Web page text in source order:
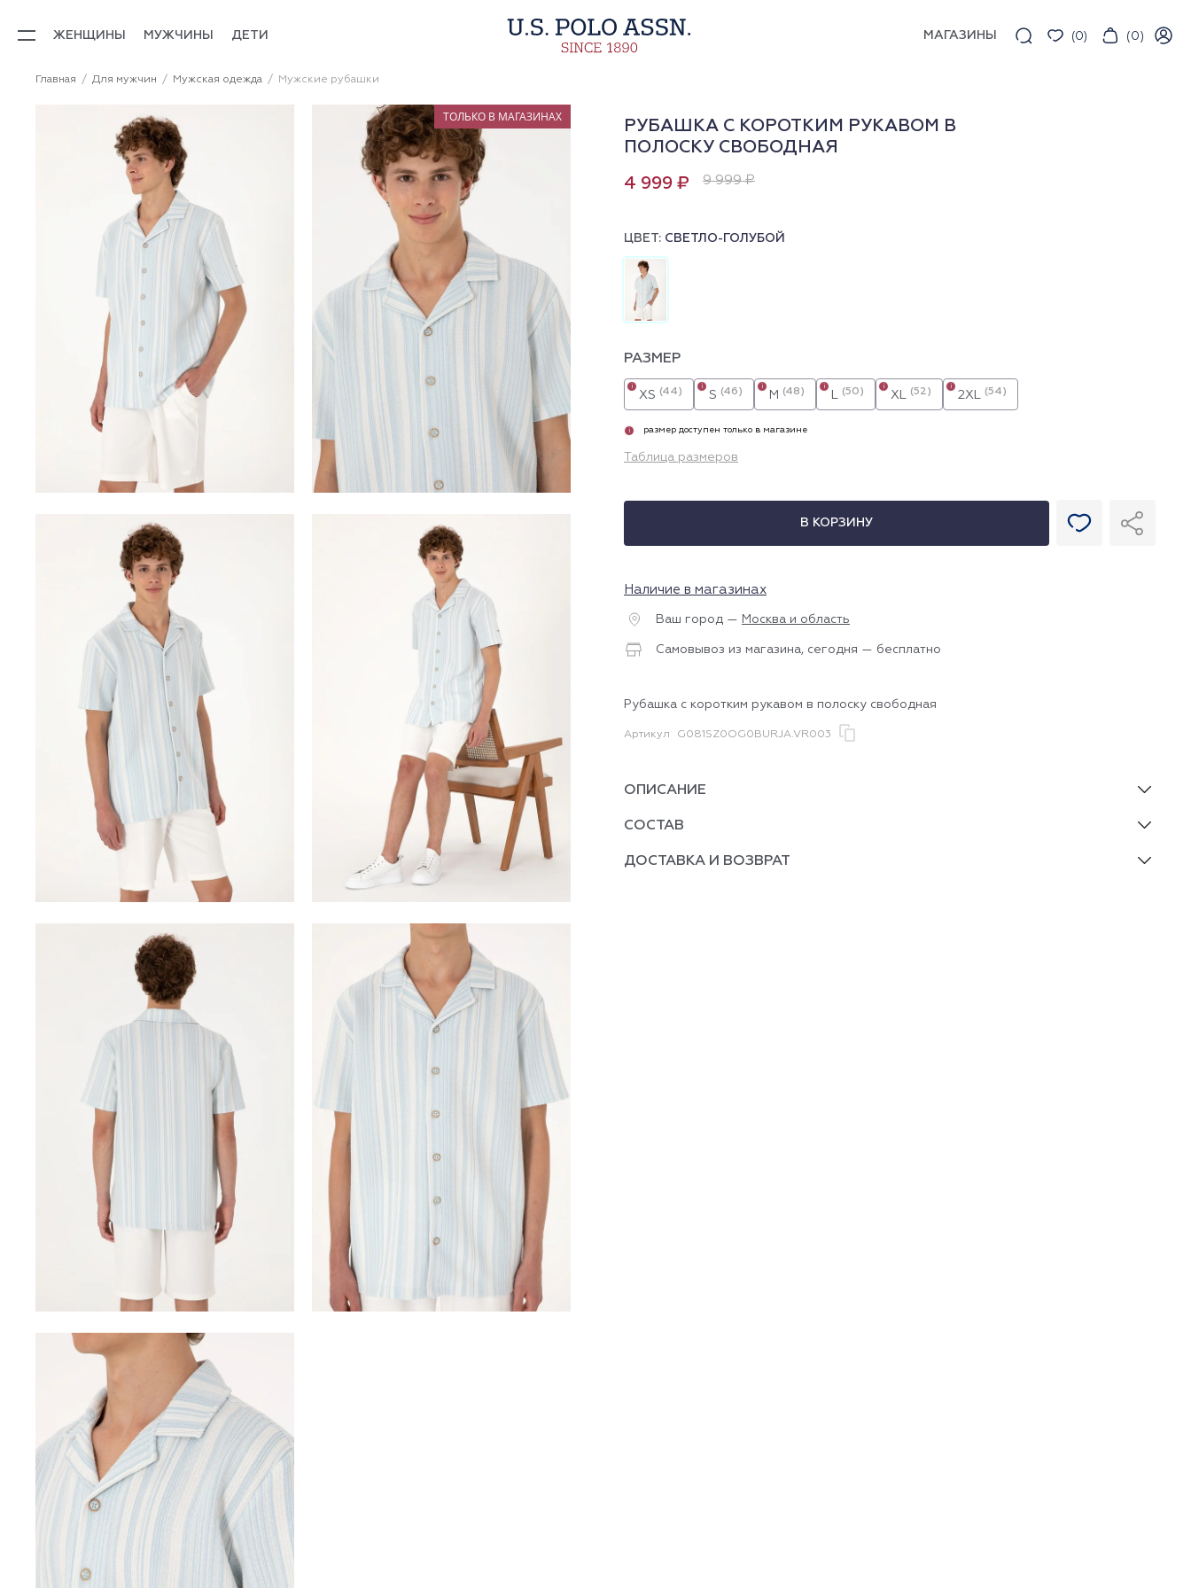
ЖЕНЩИНЫ МУЖЧИНЫ ДЕТИ МАГАЗИНЫ (0) (0)
Главная Для мужчин Мужская одежда Мужские рубашки
ТОЛЬКО В МАГАЗИНАХ
РУБАШКА С КОРОТКИМ РУКАВОМ В
ПОЛОСКУ СВОБОДНАЯ
4 999 ₽ 9 999 ₽
ЦВЕТ: СВЕТЛО-ГОЛУБОЙ
РАЗМЕР
XS (44)
i
S (46)
i
M (48)
i
L (50)
i
XL (52)
i
2XL (54)
i
i размер доступен только в магазине
Таблица размеров
В КОРЗИНУ
Наличие в магазинах
Ваш город — Москва и область
Самовывоз из магазина, сегодня — бесплатно
Рубашка с коротким рукавом в полоску свободная
Артикул G081SZ0OG0BURJA.VR003
ОПИСАНИЕ
СОСТАВ
ДОСТАВКА И ВОЗВРАТ